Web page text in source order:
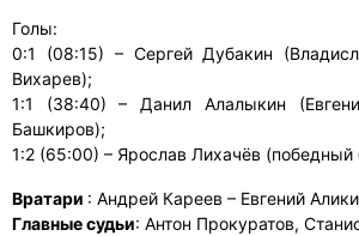
Голы:
0:1 (08:15) – Сергей Дубакин
Вихарев);
1:1 (38:40) – Данил Алалыкин
Башкиров);
1:2 (65:00) – Ярослав Лихачёв (победный
Вратари : Андрей Кареев – Евгений
Главныесудьи: Антон Прокуратов,